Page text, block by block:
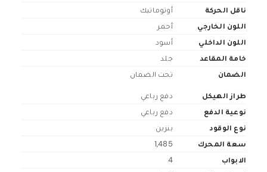
ناقل الحركة
أوتوماتيك
اللون الخارجي
أحمر
اللون الداخلي
أسود
خامة المقاعد
جلد
الضمان
تحت الضمان
طراز الهيكل
دفع رباعي
نوعية الدفع
دفع رباعي
نوع الوقود
بنزين
سعة المحرك
1,485
الابواب
4